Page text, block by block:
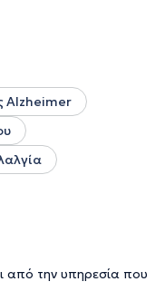
Alzheimer
από την υπηρεσία που